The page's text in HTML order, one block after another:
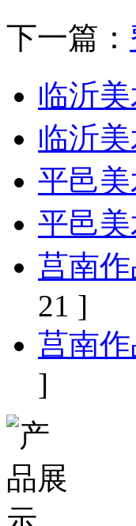
下一篇：
临沂
临沂
平邑
平邑
莒南
21 ]
莒南
]